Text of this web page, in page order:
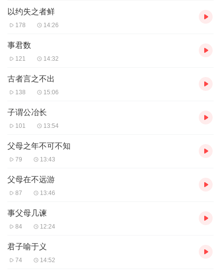
以约失之者鲜
178 14:26
事君数
121 14:32
古者言之不出
138 15:06
子谓公冶长
101 13:54
父母之年不可不知
79 13:43
父母在不远游
87 13:46
事父母几谏
84 12:24
君子喻于义
74 14:52